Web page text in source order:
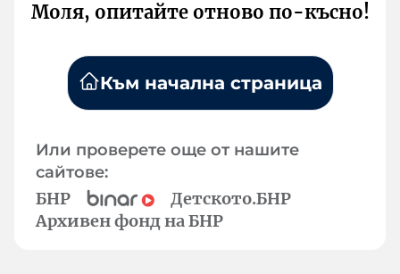
Моля, опитайте отново по-късно!
Към начална страница
Или проверете още от нашите
сайтове:
БНР
Детското.БНР
Архивен фонд на БНР